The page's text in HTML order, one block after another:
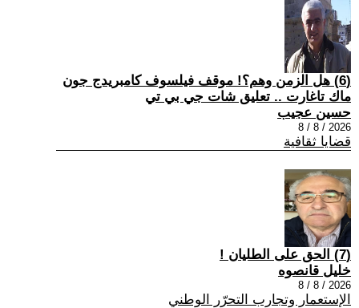
(6) هل الزمن وهم؟! موقف فيلسوف كامبريدج جون
ماك تاغارت .. تعليق شات جي بي تي
حسين عجيب
2026 / 8 / 8
قضايا ثقافية
(7) الحق على الطليان !
خليل قانصوه
2026 / 8 / 8
الإستعمار وتجارب التحرّر الوطني